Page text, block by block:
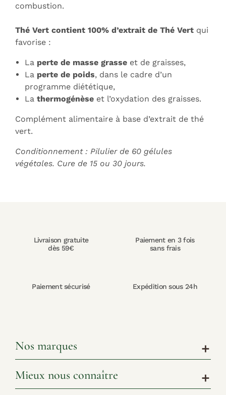
combustion.
Thé Vert contient 100% d’extrait de Thé Vert qui
favorise :
La perte de masse grasse et de graisses,
La perte de poids, dans le cadre d’un
programme diététique,
Lathermogénèse et l’oxydation des graisses.
Complément alimentaire à base d’extrait de thé
vert.
Conditionnement : Pilulier de 60 gélules
végétales. Cure de 15 ou 30 jours.
Livraison gratuite
dès 59€
Paiement en 3 fois
sans frais
Paiement sécurisé Expédition sous 24h
Nos marques add
Mieux nous connaître add